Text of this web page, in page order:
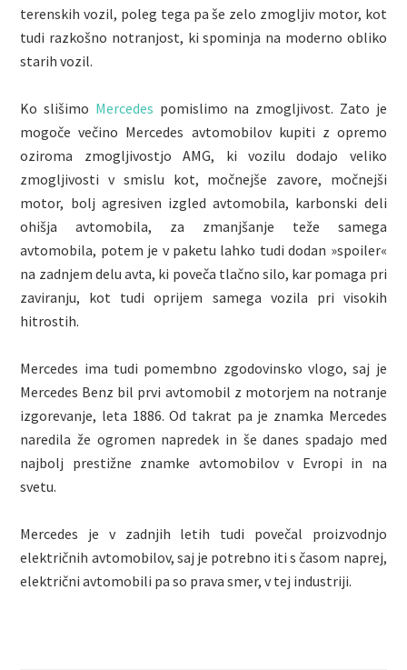
terenskih vozil, poleg tega pa še zelo zmogljiv motor, kot
tudi razkošno notranjost, ki spominja na moderno obliko
starih vozil.
Ko slišimo Mercedes pomislimo na zmogljivost. Zato je
mogoče večino Mercedes avtomobilov kupiti z opremo
oziroma zmogljivostjo AMG, ki vozilu dodajo veliko
zmogljivosti v smislu kot, močnejše zavore, močnejši
motor, bolj agresiven izgled avtomobila, karbonski deli
ohišja avtomobila, za zmanjšanje teže samega
avtomobila, potem je v paketu lahko tudi dodan »spoiler«
na zadnjem delu avta, ki poveča tlačno silo, kar pomaga pri
zaviranju, kot tudi oprijem samega vozila pri visokih
hitrostih.
Mercedes ima tudi pomembno zgodovinsko vlogo, saj je
Mercedes Benz bil prvi avtomobil z motorjem na notranje
izgorevanje, leta 1886. Od takrat pa je znamka Mercedes
naredila že ogromen napredek in še danes spadajo med
najbolj prestižne znamke avtomobilov v Evropi in na
svetu.
Mercedes je v zadnjih letih tudi povečal proizvodnjo
električnih avtomobilov, saj je potrebno iti s časom naprej,
električni avtomobili pa so prava smer, v tej industriji.